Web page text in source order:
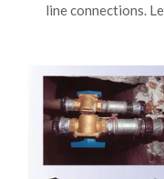
line connections.